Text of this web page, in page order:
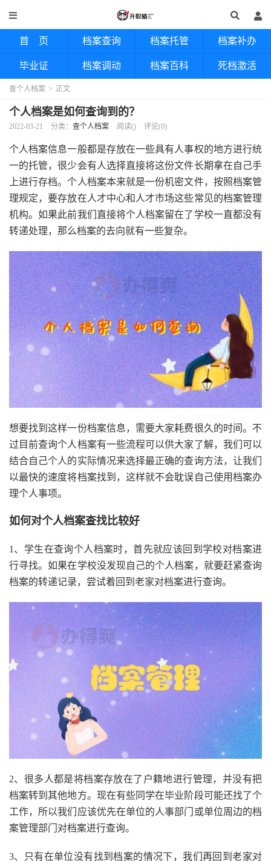
首 页 档案查询 档案托管 档案补办
毕业证 档案调动 档案百科 死档激活
查个人档案 > 正文
个人档案是如何查询到的？
2022-03-21 分类： 查个人档案 阅读() 评论(0)
个人档案信息一般都是存放在一些具有人事权的地方进行统
一的托管，很少会有人选择直接将这份文件长期拿在自己手
上进行存档。个人档案本来就是一份机密文件，按照档案管
理规定，要存放在人才中心和人才市场这些常见的档案管理
机构。如果此前我们直接将个人档案留在了学校一直都没有
转递处理，那么档案的去向就有一些复杂。
想要找到这样一份档案信息，需要大家耗费很久的时间。不
过目前查询个人档案有一些流程可以供大家了解，我们可以
结合自己个人的实际情况来选择最正确的查询方法，让我们
以最快的速度将档案找到，这样就不会耽误自己使用档案办
理个人事项。
如何对个人档案查找比较好
1、学生在查询个人档案时，首先就应该回到学校对档案进
行寻找。如果在学校没发现自己的个人档案，就要赶紧查询
档案的转递记录，尝试着回到老家对档案进行查询。
2、很多人都是将档案存放在了户籍地进行管理，并没有把
档案转到其他地方。现在有些同学在毕业阶段可能还找了个
工作，所以我们应该优先在单位的人事部门或单位周边的档
案管理部门对档案进行查询。
3、只有在单位没有找到档案的情况下，我们再回到老家对